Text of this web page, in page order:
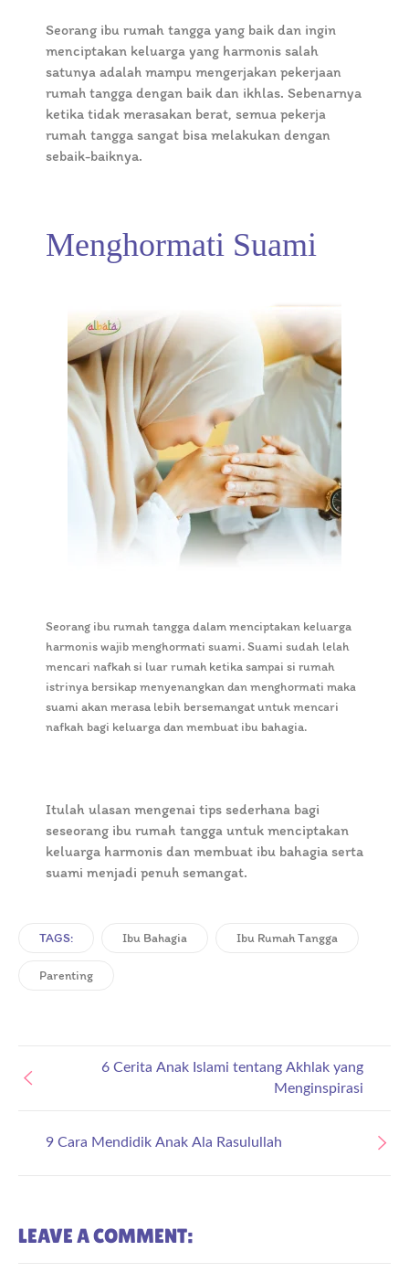
Seorang ibu rumah tangga yang baik dan ingin
menciptakan keluarga yang harmonis salah
satunya adalah mampu mengerjakan pekerjaan
rumah tangga dengan baik dan ikhlas. Sebenarnya
ketika tidak merasakan berat, semua pekerja
rumah tangga sangat bisa melakukan dengan
sebaik-baiknya.
Menghormati Suami
Seorang ibu rumah tangga dalam menciptakan keluarga
harmonis wajib menghormati suami. Suami sudah lelah
mencari nafkah si luar rumah ketika sampai si rumah
istrinya bersikap menyenangkan dan menghormati maka
suami akan merasa lebih bersemangat untuk mencari
nafkah bagi keluarga dan membuat ibu bahagia.
Itulah ulasan mengenai tips sederhana bagi
seseorang ibu rumah tangga untuk menciptakan
keluarga harmonis dan membuat ibu bahagia serta
suami menjadi penuh semangat.
TAGS: Ibu Bahagia Ibu Rumah Tangga
Parenting
9 Cara Mendidik Anak Ala Rasulullah
6 Cerita Anak Islami tentang Akhlak yang
Menginspirasi
LEAVE A COMMENT: